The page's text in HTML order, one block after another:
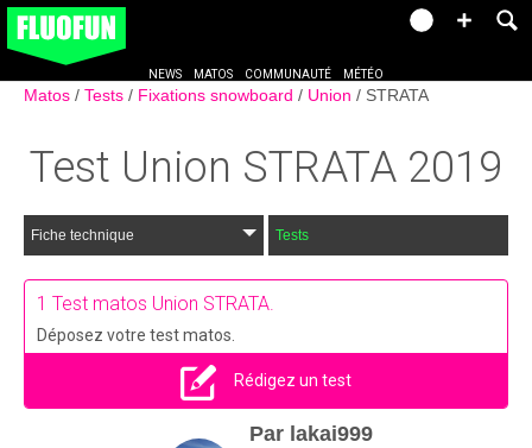
NEWS MATOS COMMUNAUTÉ MÉTÉO
Matos Tests Fixations snowboard Union STRATA
Test Union STRATA 2019
Fiche technique Tests
1 Test matos Union STRATA.
Déposez votre test matos.
Rédigez un test
Par lakai999